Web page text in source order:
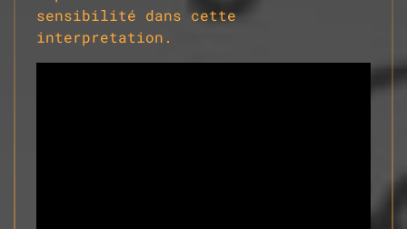
sensibilité dans cette
interpretation.